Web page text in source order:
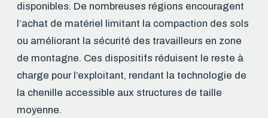
disponibles. De nombreuses régions encouragent
l’achat de matériel limitant la compaction des sols
ou améliorant la sécurité des travailleurs en zone
de montagne. Ces dispositifs réduisent le reste à
charge pour l’exploitant, rendant la technologie de
la chenille accessible aux structures de taille
moyenne.